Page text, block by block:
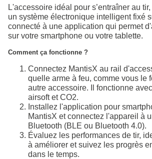
L'accessoire idéal pour s’entraîner au
un système électronique intelligent fixé
connecté à une application qui permet
sur votre smartphone ou votre tablette.
Comment ça fonctionne ?
Connectez MantisX au rail
quelle arme à feu, comme vous le
autre accessoire. Il fonctionne
airsoft et CO2.
Installez l'application pour
MantisX et connectez l'appareil à
Bluetooth (BLE ou Bluetooth 4.0).
Évaluez les performances de tir,
à améliorer et suivez les progrès
dans le temps.